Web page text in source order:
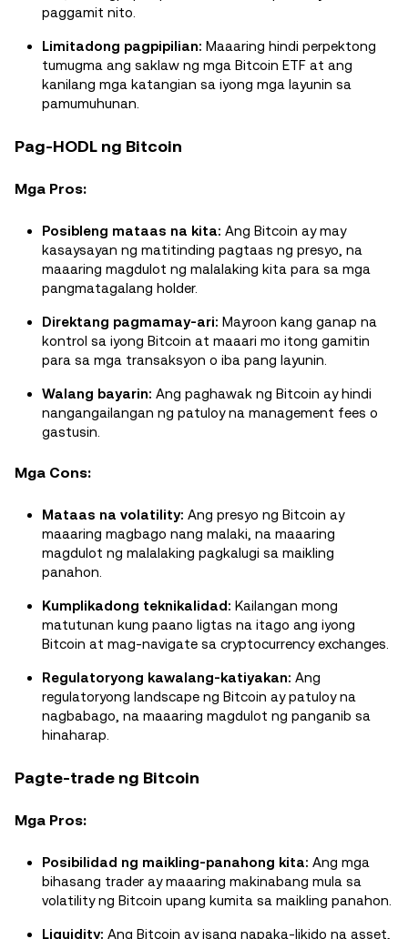
paggamit nito.
Limitadong pagpipilian: Maaaring hindi perpektong
tumugma ang saklaw ng mga Bitcoin ETF at ang
kanilang mga katangian sa iyong mga layunin sa
pamumuhunan.
Pag-HODL ng Bitcoin
Mga Pros:
Posibleng mataas na kita: Ang Bitcoin ay may
kasaysayan ng matitinding pagtaas ng presyo, na
maaaring magdulot ng malalaking kita para sa mga
pangmatagalang holder.
Direktang pagmamay-ari: Mayroon kang ganap na
kontrol sa iyong Bitcoin at maaari mo itong gamitin
para sa mga transaksyon o iba pang layunin.
Walang bayarin: Ang paghawak ng Bitcoin ay hindi
nangangailangan ng patuloy na management fees o
gastusin.
Mga Cons:
Mataas na volatility: Ang presyo ng Bitcoin ay
maaaring magbago nang malaki, na maaaring
magdulot ng malalaking pagkalugi sa maikling
panahon.
Kumplikadong teknikalidad: Kailangan mong
matutunan kung paano ligtas na itago ang iyong
Bitcoin at mag-navigate sa cryptocurrency exchanges.
Regulatoryong kawalang-katiyakan: Ang
regulatoryong landscape ng Bitcoin ay patuloy na
nagbabago, na maaaring magdulot ng panganib sa
hinaharap.
Pagte-trade ng Bitcoin
Mga Pros:
Posibilidad ng maikling-panahong kita: Ang mga
bihasang trader ay maaaring makinabang mula sa
volatility ng Bitcoin upang kumita sa maikling panahon.
Liquidity: Ang Bitcoin ay isang napaka-likido na asset,